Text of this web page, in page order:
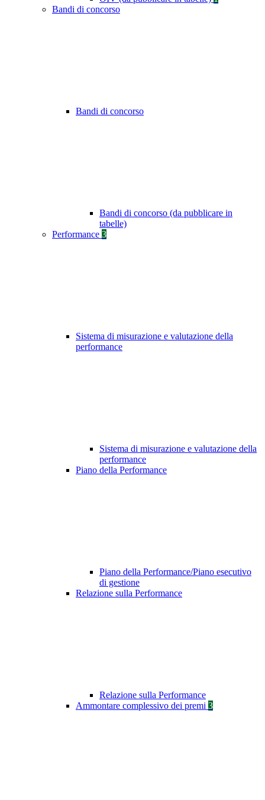
Bandi di concorso
Bandi di concorso
Bandi di concorso (da pubblicare in
tabelle)
Performance 3
Sistema di misurazione e valutazione della
performance
Sistema di misurazione e valutazione della
performance
Piano della Performance
Piano della Performance/Piano esecutivo
di gestione
Relazione sulla Performance
Relazione sulla Performance
Ammontare complessivo dei premi 3